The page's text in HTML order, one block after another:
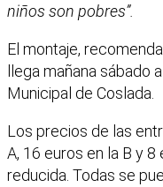
niños son pobres”.
El montaje,
llega mañana sábado
Municipal de Coslada.
Los precios de las
A, 16 euros en la B y
reducida. Todas se